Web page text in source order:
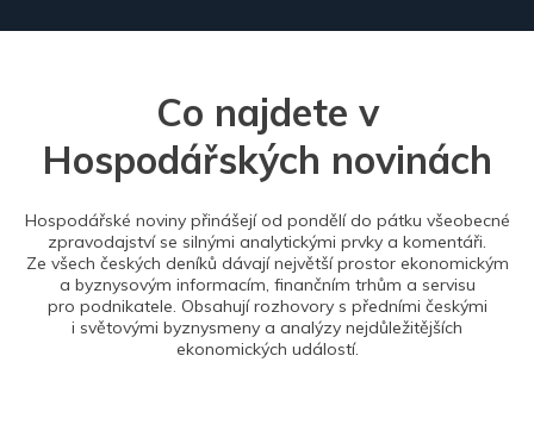
Co najdete v
Hospodářských novinách
Hospodářské noviny přinášejí od pondělí do pátku všeobecné
zpravodajství se silnými analytickými prvky a komentáři.
Ze všech českých deníků dávají největší prostor ekonomickým
a byznysovým informacím, finančním trhům a servisu
pro podnikatele. Obsahují rozhovory s předními českými
i světovými byznysmeny a analýzy nejdůležitějších
ekonomických událostí.